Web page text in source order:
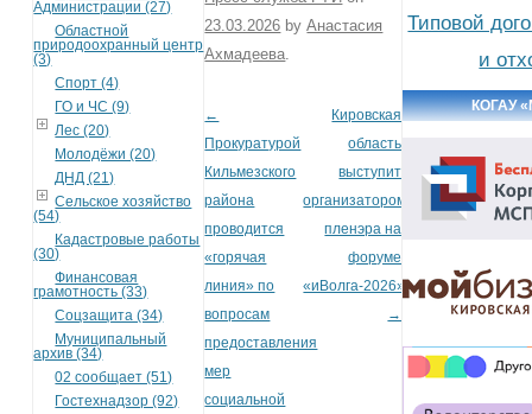
Администрации (27)
Областной
природоохранный центр
(3)
Спорт (4)
ГО и ЧС (9)
Лес (20)
Молодёжи (20)
ДНД (21)
Сельское хозяйство
(54)
Кадастровые работы
(30)
Финансовая
грамотность (33)
Соцзащита (34)
Муниципальный
архив (34)
02 сообщает (51)
Гостехнадзор (92)
23.03.2026 byАнастасия
Ахмадеева
Post navigation
←
Прокуратурой
Кильмезского
района
проводится
«горячая
линия» по
вопросам
предоставления
мер
социальной
Кировская
область
выступит
организатором
пленэра на
форуме
«иВолга-2026»
→
Типовой
и
КОГАУ